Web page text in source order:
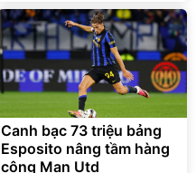
Xe đạp điện trợ lực G-
Force C14 gấp gọn bỏ cốp
tiện lợi
7.092.000đ
Đang xem nhiều
G-FORCE VIETNA
Canh bạc 73 triệu bảng
Esposito nâng tầm hàng
công Man Utd